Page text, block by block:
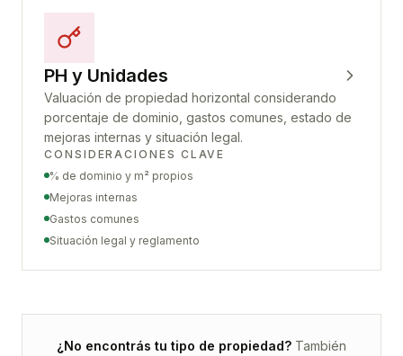
PH y Unidades
Valuación de propiedad horizontal considerando
porcentaje de dominio, gastos comunes, estado de
mejoras internas y situación legal.
CONSIDERACIONES CLAVE
% de dominio y m² propios
Mejoras internas
Gastos comunes
Situación legal y reglamento
¿No encontrás tu tipo de propiedad? También